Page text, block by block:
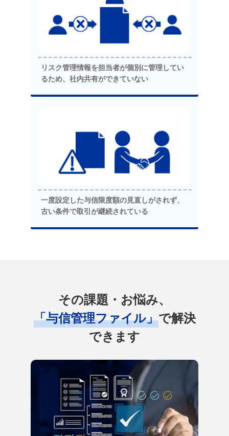
リスク管理情報を担当者が個別に管理してい
るため、社内共有ができていない
一度設定した与信限度額の見直しがされず、
古い条件で取引が継続されている
その課題・お悩み、
「与信管理ファイル」で解決
できます